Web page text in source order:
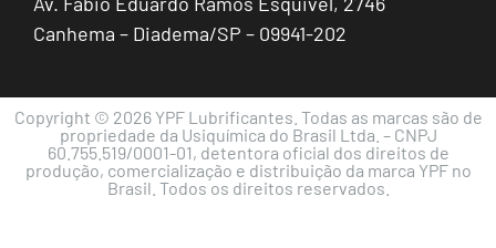
Canhema – Diadema/SP – 09941-202
Copyright © 2026 YPF Lubrificantes. Todas as marcas são de
propriedade da Usiquímica do Brasil Ltda. – CNPJ
60.755.519/0001-01, detentora oficial dos direitos de
produção, comercialização e distribuição da marca YPF no
Brasil. Todos os direitos reservados.